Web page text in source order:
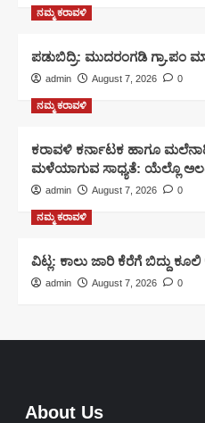
ನಮ್ಮ ಕರಾವಳಿ
ಪಡುಬಿದ್ರಿ: ಮುದರಂಗಡಿ ಗ್ರಾ.ಪಂ
admin August 7, 2026 0
ನಮ್ಮ ಕರಾವಳಿ
ಕರಾವಳಿ ಕರ್ನಾಟಕ ಹಾಗೂ
ಮಳೆಯಾಗುವ ಸಾಧ್ಯತೆ: ಯೆಲ್ಲೊ
admin August 7, 2026 0
ನಮ್ಮ ಕರಾವಳಿ
ವಿಟ್ಲ: ಕಾಲು ಜಾರಿ ಕೆರೆಗೆ ಬಿದ್ದು ಕೂಲಿ
admin August 7, 2026 0
About Us